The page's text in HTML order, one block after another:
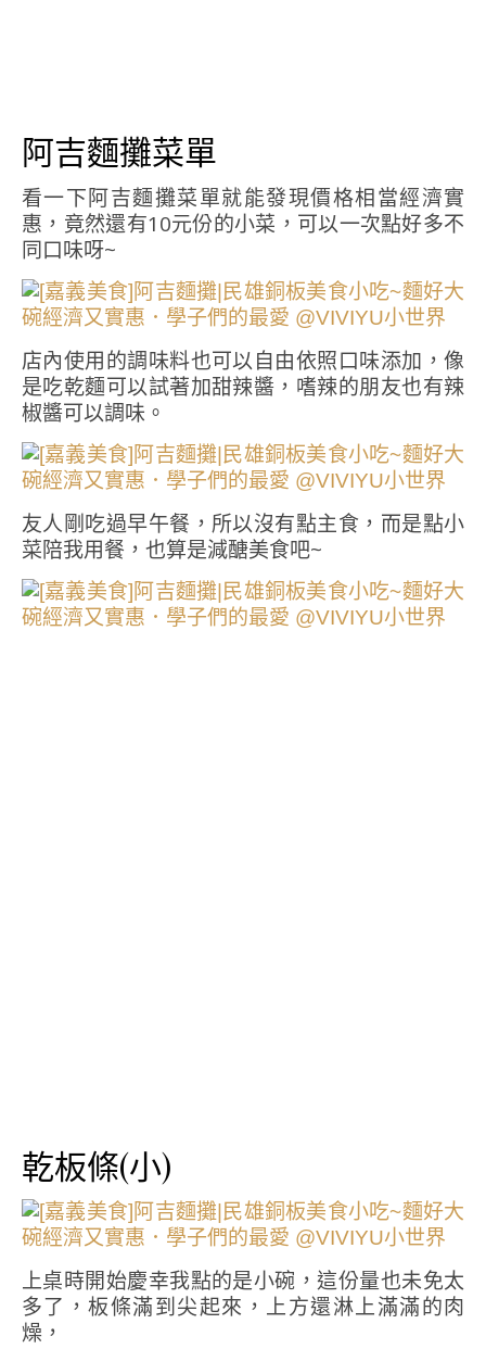
阿吉麵攤菜單
看一下阿吉麵攤菜單就能發現價格相當經濟實
惠，竟然還有10元份的小菜，可以一次點好多不
同口味呀~
店內使用的調味料也可以自由依照口味添加，像
是吃乾麵可以試著加甜辣醬，嗜辣的朋友也有辣
椒醬可以調味。
友人剛吃過早午餐，所以沒有點主食，而是點小
菜陪我用餐，也算是減醣美食吧~
乾板條(小)
上桌時開始慶幸我點的是小碗，這份量也未免太
多了，板條滿到尖起來，上方還淋上滿滿的肉
燥，